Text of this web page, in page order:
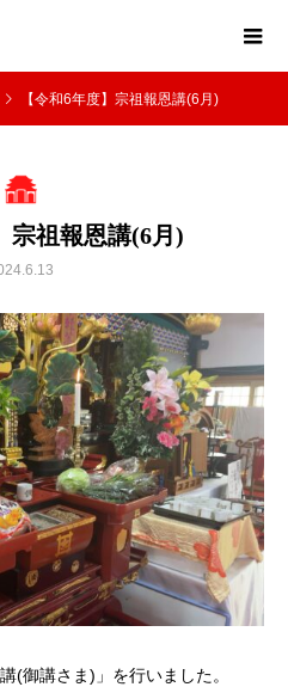
【令和6年度】宗祖報恩講(6月)
宗祖報恩講(6月)
(御講さま)」を行いました。